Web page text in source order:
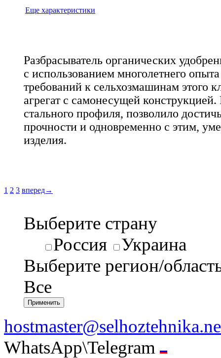
Еще характеристики
Разбрасыватель органических
с использованием многолетнего
требований к сельхозмашинам этого
агрегат с самонесущей
стального профиля, позволило
прочности и одновременно с этим,
изделия.
1 2 3 вперед→
Выберите страну
Россия
Украина
Выберите регион/
Все
WhatsApp\Telegram